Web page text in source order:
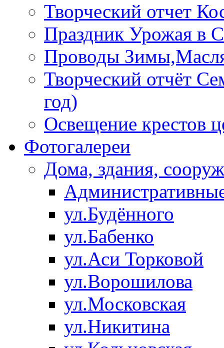
Творческий отчет
Праздник Урожая в
Проводы
Творческий отчёт
год)
Освещение крестов
Фотогалереи
Дома, здания,
ул.Будённого
ул.Бабенко
ул.Аси Торковой
ул.Ворошилова
ул.Московская
ул.Никитина